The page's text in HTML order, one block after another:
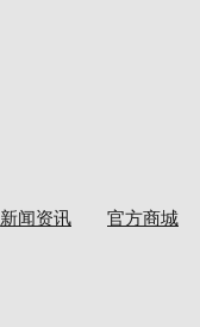
新闻资讯 官方商城